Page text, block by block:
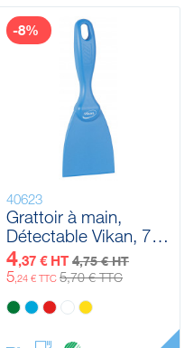
40623
Grattoir à main,
Détectable Vikan, 75
mm
4,37 € HT 4,75 € HT
5,24 € TTC 5,70 € TTC
-8%